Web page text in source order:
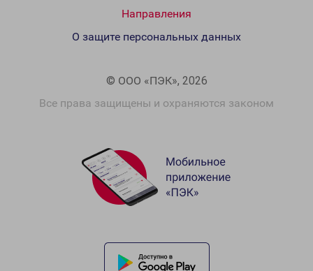
Направления
© ООО «ПЭК», 2026
Все права защищены и охраняются законом
О защите персональных данных